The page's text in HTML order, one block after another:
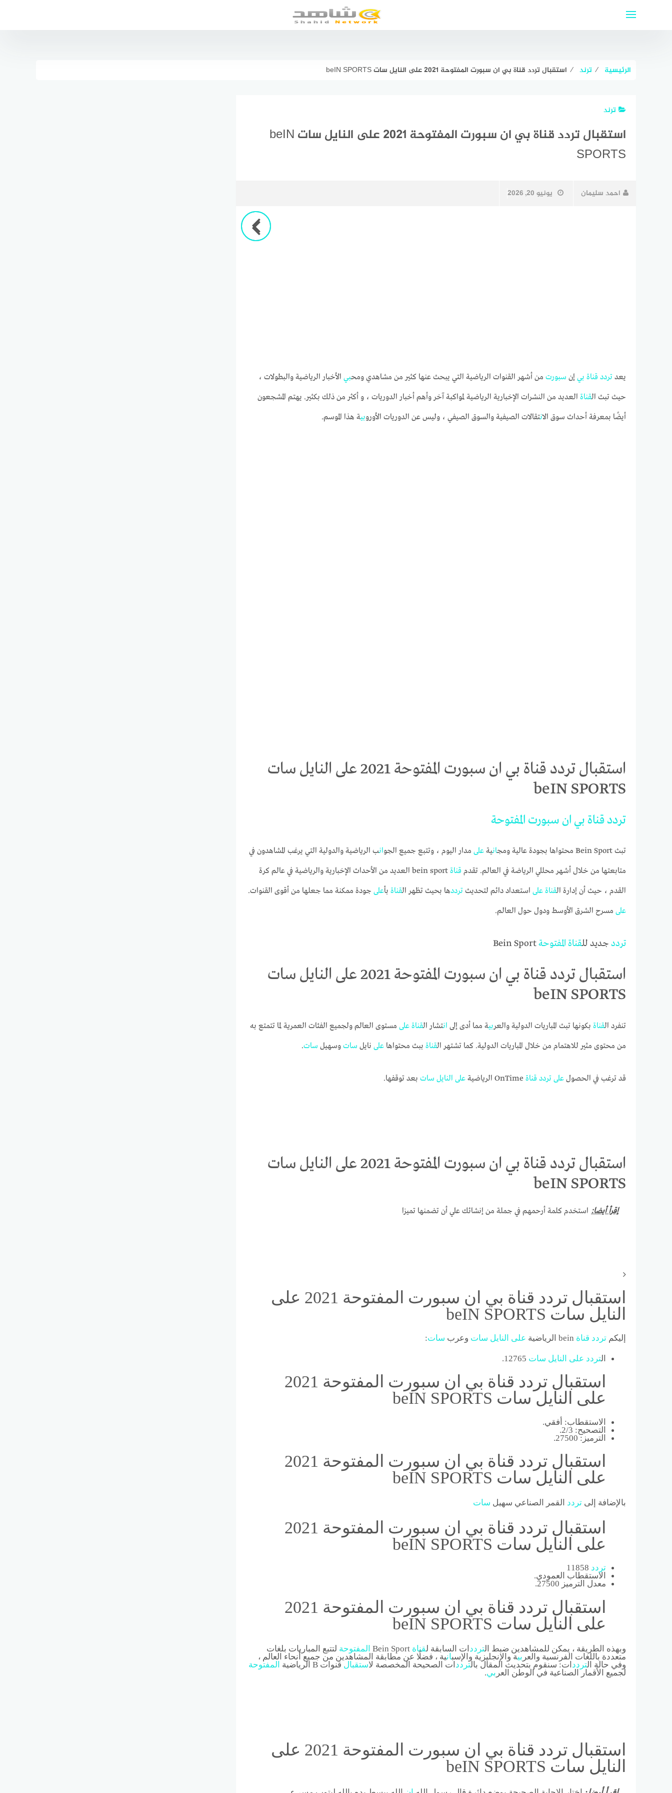
الرئيسية ⁄ ترند ⁄ استقبال تردد قناة بي ان سبورت المفتوحة 2021 على النايل سات beIN SPORTS
ترند
استقبال تردد قناة بي ان سبورت المفتوحة 2021 على النايل سات beIN
SPORTS
احمد سليمان يونيو 20, 2026
يعد تردد قناة بي إن سبورت من أشهر القنوات الرياضية التي يبحث عنها كثير من مشاهدي ومحبي الأخبار الرياضية والبطولات ،
حيث تبث القناة العديد من النشرات الإخبارية الرياضية لمواكبة آخر وأهم أخبار الدوريات ، و أكثر من ذلك بكثير. يهتم المشجعون
أيضًا بمعرفة أحداث سوق الانتقالات الصيفية والسوق الصيفي ، وليس عن الدوريات الأوروبية هذا الموسم.
استقبال تردد قناة بي ان سبورت المفتوحة 2021 على النايل سات
beIN SPORTS
ترددقناة بي ان سبورت المفتوحة
تبث Bein Sport محتواها بجودة عالية ومج انية على مدار اليوم ، وتتبع جميع الجوانب الرياضية والدولية التي يرغب المشاهدون في
متابعتها من خلال أشهر محللي الرياضة في العالم. تقدم قناة
bein sport العديد من الأحداث الإخبارية والرياضية في عالم كرة
القدم ، حيث أن إدارة القناة على استعداد دائم لتحديث ترددها بحيث تظهر القناة بأعلى جودة ممكنة مما جعلها من أقوى القنوات.
على مسرح الشرق الأوسط ودول حول العالم.
تردد جديد للقناة المفتوحة
استقبال تردد قناة بي ان سبورت المفتوحة 2021 على النايل سات
beIN SPORTS
تنفرد القناة بكونها تبث المباريات الدولية والعربية مما أدى إلى انتشار القناة على مستوى العالم ولجميع الفئات العمرية لما تتمتع به
من محتوى مثير للاهتمام من خلال المباريات الدولية. كما تشتهر القناة ببث محتواها على نايل سات وسهيل سات.
قد ترغب في الحصول على تردد قناة على النايل سات بعد توقفها.
استقبال تردد قناة بي ان سبورت المفتوحة 2021 على النايل سات
beIN SPORTS
إقرأ أيضا: استخدم كلمة أرحمهم في جملة من إنشائك علي أن تضمنها تميزا
استقبال تردد قناة بي ان سبورت المفتوحة 2021 على
النايل سات beIN SPORTS
إليكم تردد قناة على النايل سات وعرب سات:
تردد على النايل سات
استقبال تردد قناة بي ان سبورت المفتوحة 2021
على النايل سات beIN SPORTS
الاستقطاب: أفقي.
التصحيح: 2/3.
الترميز: 27500.
استقبال تردد قناة بي ان سبورت المفتوحة 2021
على النايل سات beIN SPORTS
بالإضافة إلى تردد القمر الصناعي سهيل سات
استقبال تردد قناة بي ان سبورت المفتوحة 2021
على النايل سات beIN SPORTS
تردد
الاستقطاب العمودي.
معدل الترميز 27500.
استقبال تردد قناة بي ان سبورت المفتوحة 2021
على النايل سات beIN SPORTS
وبهذه الطريقة ، يمكن للمشاهدين ضبط ال تردد ات السابقة ل قناة المفتوحة لتتبع المباريات بلغات
متعددة باللغات الفرنسية والعر بية والإنجليزية والإسبانية ، فضلًا عن مطابقة المشاهدين من جميع أنحاء العالم ،
وفي حالة ال تردد ات: سنقوم بتحديث المقال بال تردد ات الصحيحة المخصصة لاستقبال قنوات B الرياضية
المفتوحة
لجميع الأقمار الصناعية في الوطن العر بي
استقبال تردد قناة بي ان سبورت المفتوحة 2021 على
النايل سات beIN SPORTS